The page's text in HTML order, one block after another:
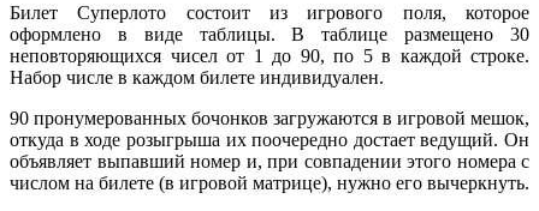
Билет Суперлото состоит из игрового поля, которое
оформлено в виде таблицы. В таблице размещено 30
неповторяющихся чисел от 1 до 90, по 5 в каждой строке.
Набор числе в каждом билете индивидуален.
90 пронумерованных бочонков загружаются в игровой мешок,
откуда в ходе розыгрыша их поочередно достает ведущий. Он
объявляет выпавший номер и, при совпадении этого номера с
числом на билете (в игровой матрице), нужно его вычеркнуть.